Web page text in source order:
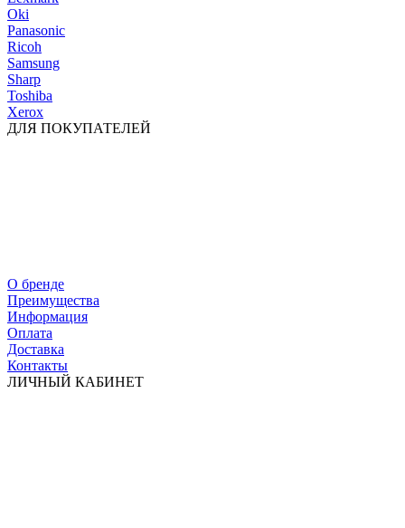
Oki
Panasonic
Ricoh
Samsung
Sharp
Toshiba
Xerox
ДЛЯ ПОКУПАТЕЛЕЙ
О бренде
Преимущества
Информация
Оплата
Доставка
Контакты
ЛИЧНЫЙ КАБИНЕТ